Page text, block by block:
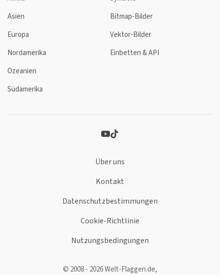
Asien
Europa
Nordamerika
Ozeanien
Südamerika
Bitmap-Bilder
Vektor-Bilder
Einbetten & API
Über uns
Kontakt
Datenschutzbestimmungen
Cookie-Richtlinie
Nutzungsbedingungen
© 2008 - 2026 Welt-Flaggen.de,